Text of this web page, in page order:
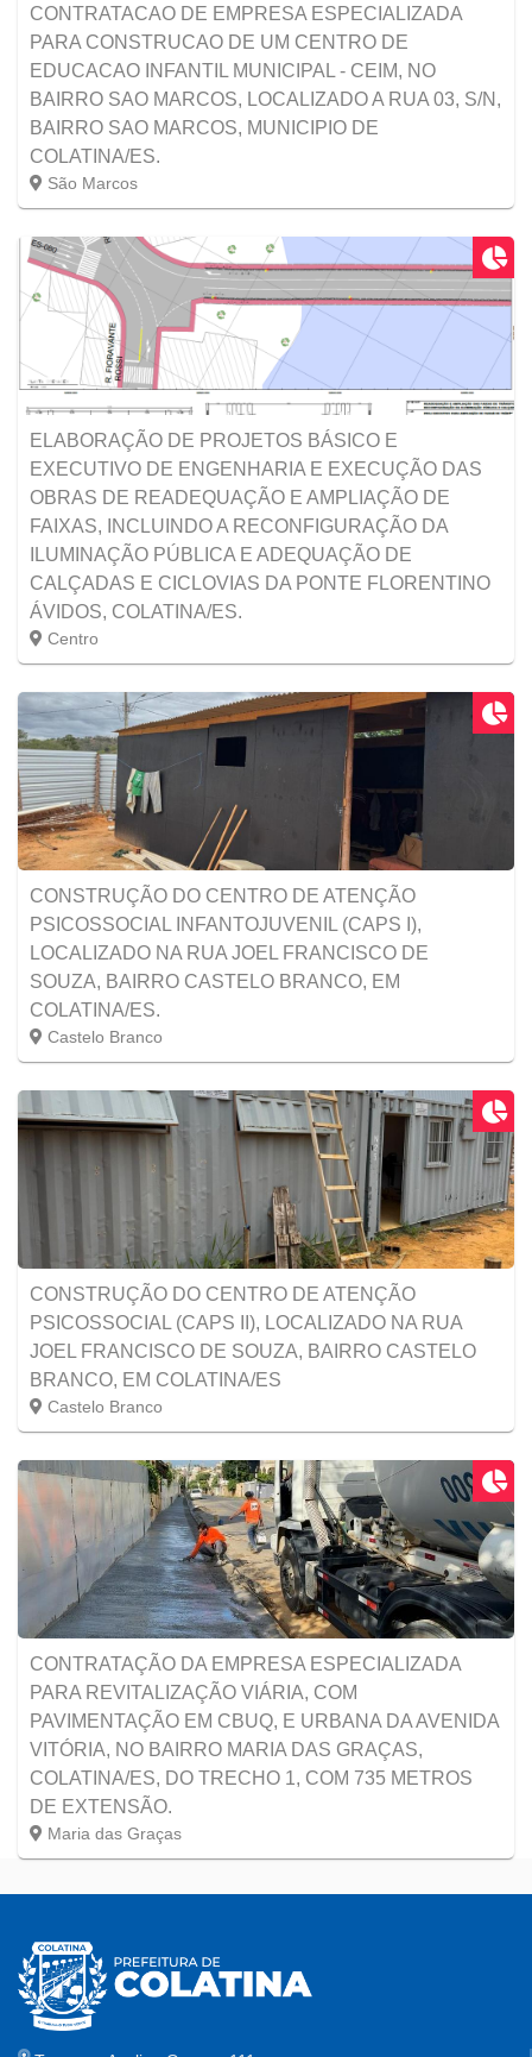
CONTRATACAO DE EMPRESA ESPECIALIZADA
PARA CONSTRUCAO DE UM CENTRO DE
EDUCACAO INFANTIL MUNICIPAL - CEIM, NO
BAIRRO SAO MARCOS, LOCALIZADO A RUA 03, S/N,
BAIRRO SAO MARCOS, MUNICIPIO DE
COLATINA/ES.
São Marcos
ELABORAÇÃO DE PROJETOS BÁSICO E
EXECUTIVO DE ENGENHARIA E EXECUÇÃO DAS
OBRAS DE READEQUAÇÃO E AMPLIAÇÃO DE
FAIXAS, INCLUINDO A RECONFIGURAÇÃO DA
ILUMINAÇÃO PÚBLICA E ADEQUAÇÃO DE
CALÇADAS E CICLOVIAS DA PONTE FLORENTINO
ÁVIDOS, COLATINA/ES.
Centro
CONSTRUÇÃO DO CENTRO DE ATENÇÃO
PSICOSSOCIAL INFANTOJUVENIL (CAPS I),
LOCALIZADO NA RUA JOEL FRANCISCO DE
SOUZA, BAIRRO CASTELO BRANCO, EM
COLATINA/ES.
Castelo Branco
CONSTRUÇÃO DO CENTRO DE ATENÇÃO
PSICOSSOCIAL (CAPS II), LOCALIZADO NA RUA
JOEL FRANCISCO DE SOUZA, BAIRRO CASTELO
BRANCO, EM COLATINA/ES
Castelo Branco
CONTRATAÇÃO DA EMPRESA ESPECIALIZADA
PARA REVITALIZAÇÃO VIÁRIA, COM
PAVIMENTAÇÃO EM CBUQ, E URBANA DA AVENIDA
VITÓRIA, NO BAIRRO MARIA DAS GRAÇAS,
COLATINA/ES, DO TRECHO 1, COM 735 METROS
DE EXTENSÃO.
Maria das Graças